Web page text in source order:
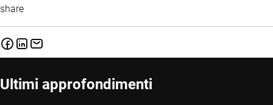
share
Ultimi approfondimenti